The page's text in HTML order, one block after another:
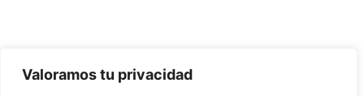
Valoramos tu privacidad
contacto@elbotiquinsuministrossanitarios.com